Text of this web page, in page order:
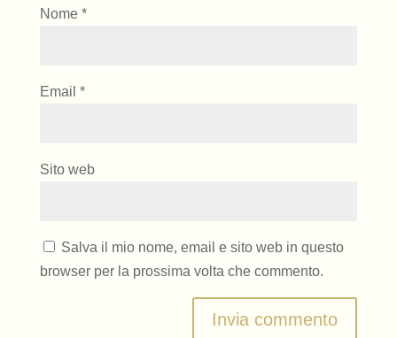
Nome *
Email *
Sito web
Salva il mio nome, email e sito web in questo
browser per la prossima volta che commento.